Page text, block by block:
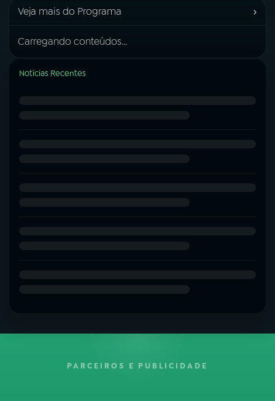
Veja mais do Programa ›
Carregando conteúdos...
Notícias Recentes
PARCEIROS E PUBLICIDADE